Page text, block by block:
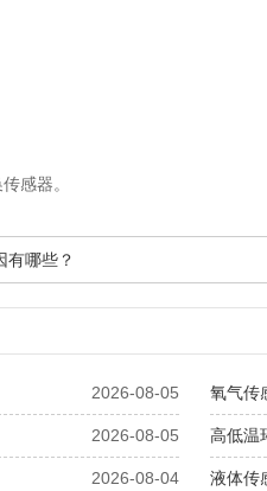
感器。
有哪些？
2026-08-05 氧气传
2026-08-05 高低温
2026-08-04 液体传